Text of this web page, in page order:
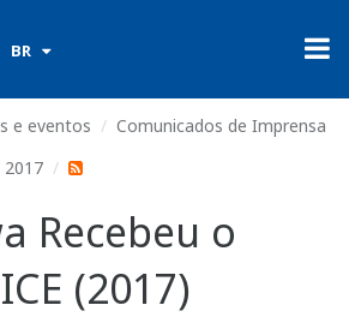
BR
e eventos
Comunicados de Imprensa
2017
Recebeu o
(2017)